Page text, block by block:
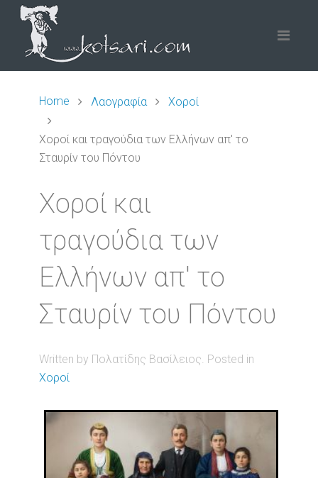
Home Λαογραφία Χοροί
Χοροί και τραγούδια των Ελλήνων απ' το
Σταυρίν του Πόντου
Χοροί και
τραγούδια των
Ελλήνων απ' το
Σταυρίν του Πόντου
Written by Πολατίδης Βασίλειος. Posted in
Χοροί